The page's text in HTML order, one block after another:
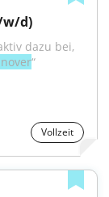
w/d)
dazu bei,
“
Vollzeit